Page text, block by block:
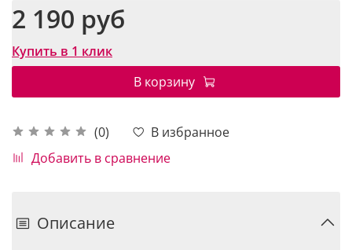
(0)
В избранное
Добавить в сравнение
2 190 руб
Купить в 1 клик
В корзину
Описание